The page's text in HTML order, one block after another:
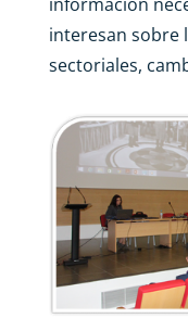
interesan sobre
sectoriales,